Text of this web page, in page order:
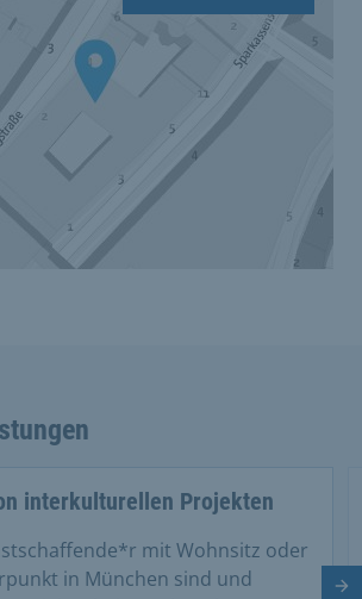
interkulturellen Projekten
mit Wohnsitz oder
in München sind und